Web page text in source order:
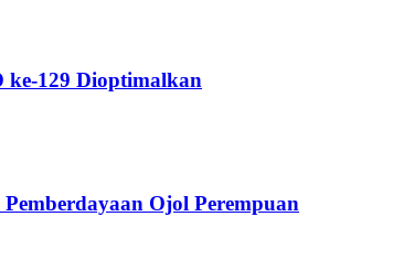
ke-129 Dioptimalkan
Ojol Perempuan